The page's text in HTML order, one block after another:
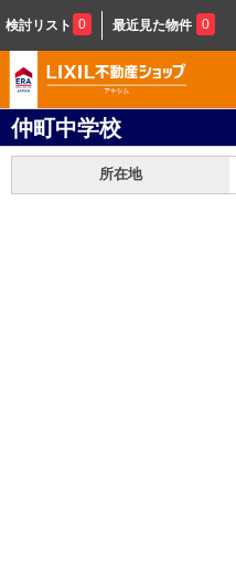
検討リスト 0 最近見た物件 0
仲町中学校
所在地